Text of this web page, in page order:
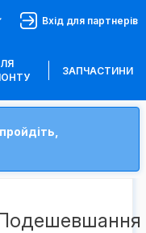
Вхід для партнерів
ЗАПЧАСТИНИ